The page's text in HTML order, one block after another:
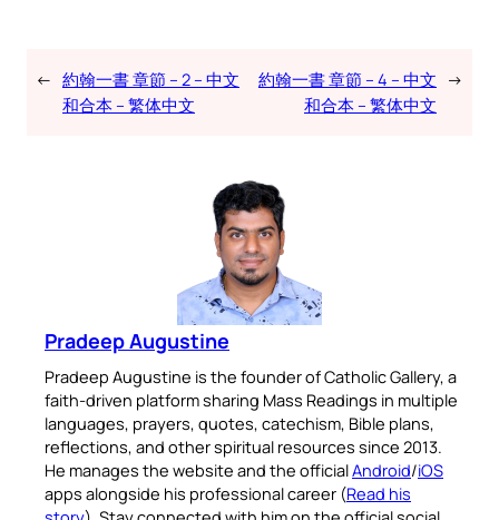
← 約翰一書 章節 – 2 – 中文
和合本 – 繁体中文
約翰一書 章節 – 4 – 中文
和合本 – 繁体中文
→
Pradeep Augustine
Pradeep Augustine is the founder of Catholic Gallery, a
faith-driven platform sharing Mass Readings in multiple
languages, prayers, quotes, catechism, Bible plans,
reflections, and other spiritual resources since 2013.
He manages the website and the officialAndroid/iOS
apps alongside his professional career (Read his